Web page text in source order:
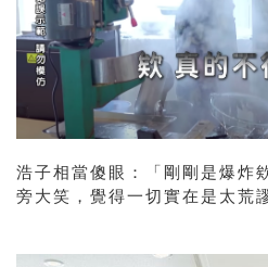
浩子相當傻眼：「剛剛是爆炸
旁大笑，覺得一切實在是太荒